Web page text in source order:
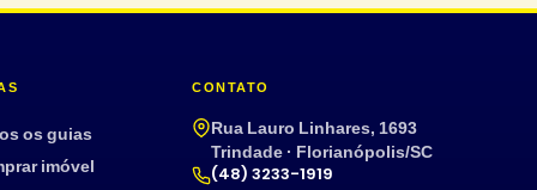
os guias
imóvel
CONTATO
Rua Lauro Linhares, 1693
Trindade · Florianópolis/SC
(48) 3233-1919